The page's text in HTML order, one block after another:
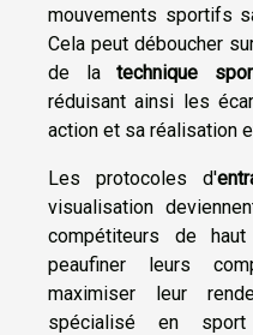
mouvements sportifs
Cela peut déboucher
de latechnique
réduisant ainsi les
action et sa réalisation
Les protocoles d'
visualisation
compétiteurs de
peaufiner leurs
maximiser leur
spécialisé en